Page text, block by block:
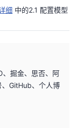
细 中的2.1 配置模型
、掘金、思否、阿
GitHub、个人博